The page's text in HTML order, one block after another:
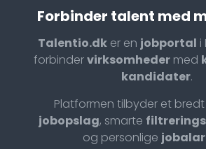
Forbinder talent med
Talentio.dker en jobportal i
forbindervirksomheder med
kandidater.
Platformen tilbyder et
jobopslag, smarte
og personlige